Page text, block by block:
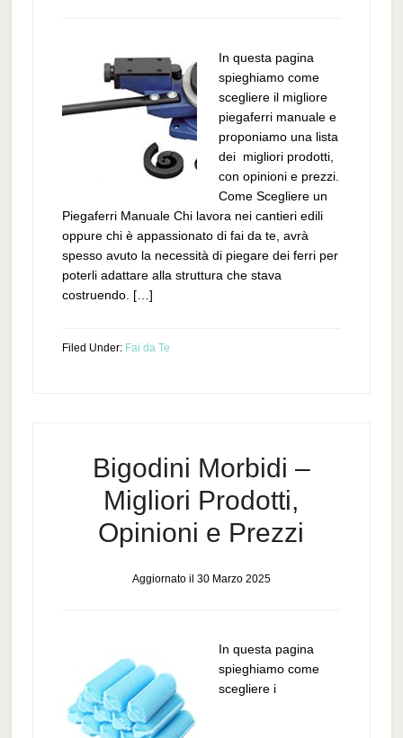
In questa pagina
spieghiamo come
scegliere il migliore
piegaferri manuale e
proponiamo una lista
dei migliori prodotti,
con opinioni e prezzi.
Come Scegliere un
Piegaferri Manuale Chi lavora nei cantieri edili
oppure chi è appassionato di fai da te, avrà
spesso avuto la necessità di piegare dei ferri per
poterli adattare alla struttura che stava
costruendo. […]
Filed Under: Fai da Te
Bigodini Morbidi –
Migliori Prodotti,
Opinioni e Prezzi
Aggiornato il 30 Marzo 2025
In questa pagina
spieghiamo come
scegliere i